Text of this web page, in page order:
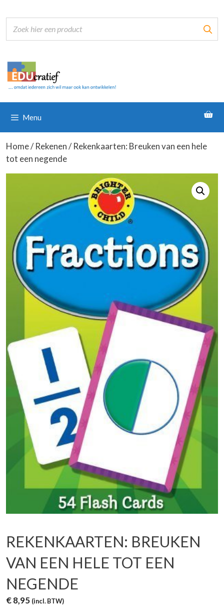
naar
inhoud
Menu
Home/Rekenen/ Rekenkaarten: Breuken van een hele
tot een negende
REKENKAARTEN: BREUKEN
VAN EEN HELE TOT EEN
NEGENDE
€8,95 (incl. BTW)